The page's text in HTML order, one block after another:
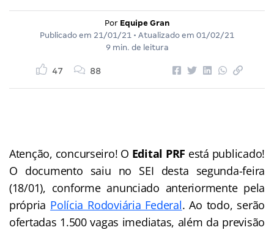
Por Equipe Gran
Publicado em 21/01/21 • Atualizado em 01/02/21
9 min. de leitura
47 88
Atenção, concurseiro! O Edital PRF está publicado!
O documento saiu no SEI desta segunda-feira
(18/01), conforme anunciado anteriormente pela
própria Polícia Rodoviária Federal. Ao todo, serão
ofertadas 1.500 vagas imediatas, além da previsão